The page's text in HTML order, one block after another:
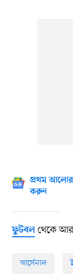
প্রথম
করুন
ফুটবলথেকে
আর্সেনাল